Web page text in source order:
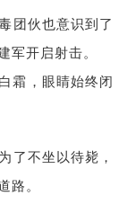
团伙也意识到了
军开启射击。
了不坐以待毙，
路。